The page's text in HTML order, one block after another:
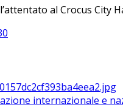
al Crocus City
internazionale e